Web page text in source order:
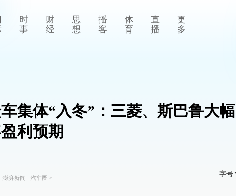
时
事
财
经
思
想
播
客
体
育
直
播
更
多
集体“入冬”：三菱、斯巴鲁大幅
利预期
澎湃新闻 ∙ 汽车圈 >
字号